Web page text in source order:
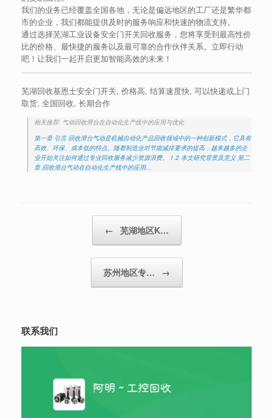
我们的业务已经覆盖全国各地，无论是偏远地区的工厂还是繁华都
市的企业，我们都能提供及时的服务响应和快速的物流支持。
通过选择芜湖工业设备安全门开关回收服务，您将享受到最高性价
比的价格、最快捷的服务以及最可靠的合作伙伴关系。立即行动
吧！让我们一起开启更加智能高效的未来！
芜湖回收基恩士安全门开关, 价格高, 结算速度快, 可以快递或上门
取货, 全国回收, 长期合作
相关推荐: 气动回收滑台在自动化生产线中的应用与优化
第一章 引言 回收滑台气动是机械自动化产品回收领域中的一种创新模式，它具有
高效、环保、成本低的特点。随着制造业对节能减排要求的提高，越来越多的企
业开始关注如何通过专业回收服务减少资源浪费。 1.2 本文研究背景及意义 第二
章 回收滑台气动在自动化生产线中的应用…
← 芜湖地区K…
苏州地区专… →
联系我们